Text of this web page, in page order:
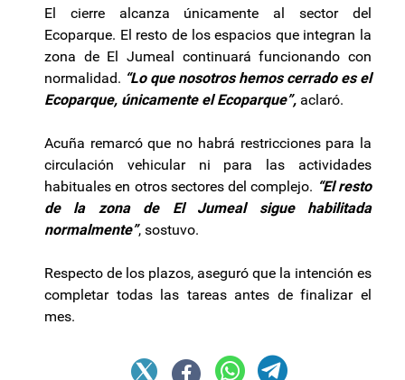
El cierre alcanza únicamente al sector del
Ecoparque. El resto de los espacios que integran la
zona de El Jumeal continuará funcionando con
normalidad. “Lo que nosotros hemos cerrado es el
Ecoparque, únicamente el Ecoparque”, aclaró.
Acuña remarcó que no habrá restricciones para la
circulación vehicular ni para las actividades
habituales en otros sectores del complejo. “El resto
de la zona de El Jumeal sigue habilitada
normalmente”, sostuvo.
Respecto de los plazos, aseguró que la intención es
completar todas las tareas antes de finalizar el
mes.